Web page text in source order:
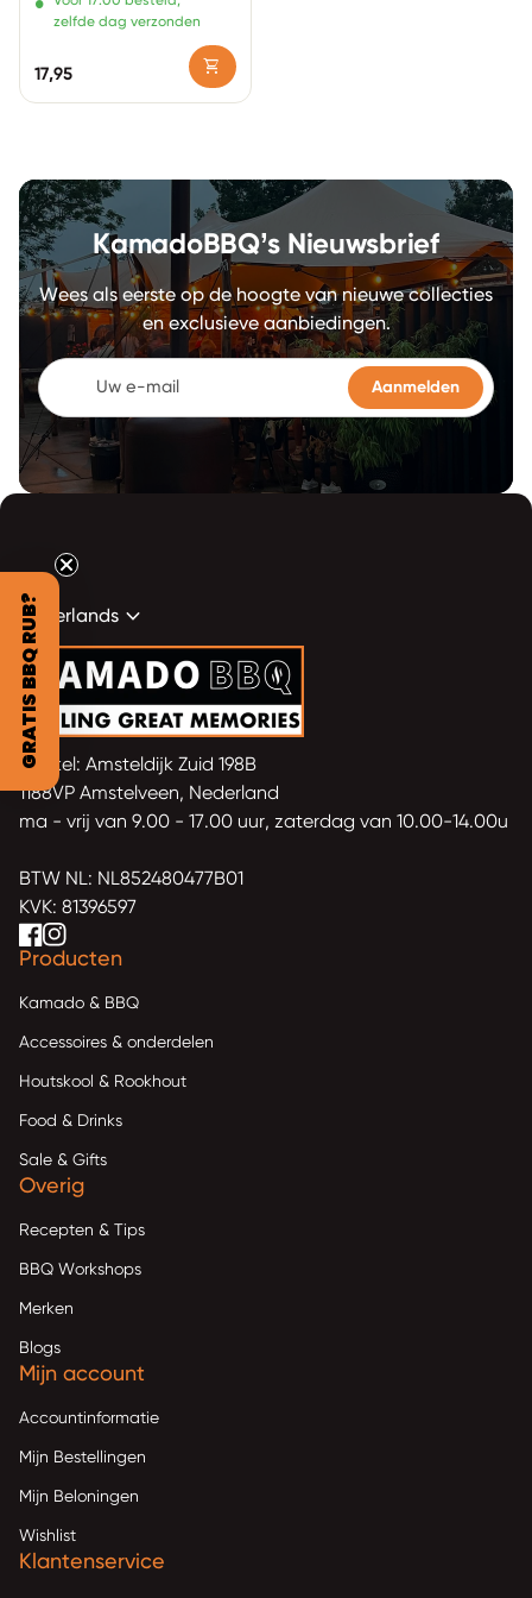
zelfde dag verzonden
Normale prijs
17,95 shopping_cart
KamadoBBQ’s Nieuwsbrief
Wees als eerste op de hoogte van nieuwe collecties
en exclusieve aanbiedingen.
Uw e-mail
Nederlands expand_more
Home
Winkel: Amsteldijk Zuid 198B
1188VP Amstelveen, Nederland
ma - vrij van 9.00 - 17.00 uur, zaterdag van 10.00-14.00u
BTW NL: NL852480477B01
KVK: 81396597
Facebook
(link opent in nieuw tabblad/venster)
(link opent in nieuw tabblad/venster)
(link opent in nieuw tabblad/venster)
Instagram
(link opent in nieuw tabblad/venster)
(link opent in nieuw tabblad/venster)
(link opent in nieuw tabblad/venster)
Producten
Kamado & BBQ
Accessoires & onderdelen
Houtskool & Rookhout
Food & Drinks
Sale & Gifts
Overig
Recepten & Tips
BBQ Workshops
Merken
Blogs
Mijn account
Accountinformatie
Mijn Bestellingen
Mijn Beloningen
Wishlist
Klantenservice
GRATIS BBQ RUB?